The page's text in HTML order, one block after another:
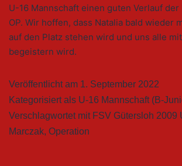
U-16 Mannschaft einen guten Verlauf
OP. Wir hoffen, dass Natalia bald wieder
auf den Platz stehen wird und uns alle
begeistern wird.
Veröffentlicht am 1. September 2022
Kategorisiert als U-16 Mannschaft (B-
Verschlagwortet mit FSV Gütersloh 2009
Marczak, Operation